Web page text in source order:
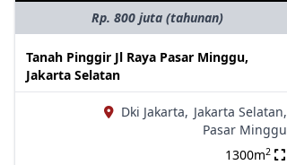
Rp. 800 juta (tahunan)
Tanah Pinggir Jl Raya Pasar Minggu,
Jakarta Selatan
Dki Jakarta, Jakarta Selatan,
Pasar Minggu
1300m2